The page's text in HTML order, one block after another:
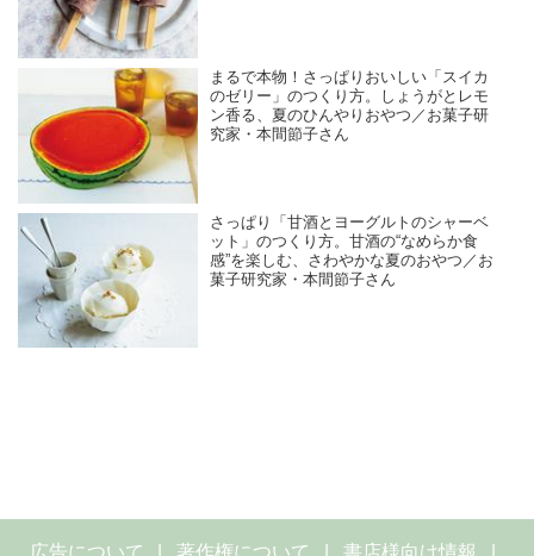
まるで本物！さっぱりおいしい「スイカ
のゼリー」のつくり方。しょうがとレモ
ン香る、夏のひんやりおやつ／お菓子研
究家・本間節子さん
さっぱり「甘酒とヨーグルトのシャーベ
ット」のつくり方。甘酒の“なめらか食
感”を楽しむ、さわやかな夏のおやつ／お
菓子研究家・本間節子さん